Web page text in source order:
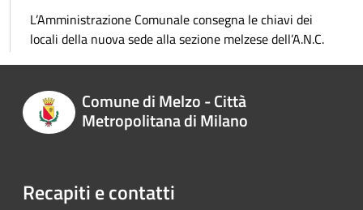
L’Amministrazione Comunale consegna le chiavi dei
locali della nuova sede alla sezione melzese dell’A.N.C.
Comune di Melzo - Città
Metropolitana di Milano
Recapiti e contatti